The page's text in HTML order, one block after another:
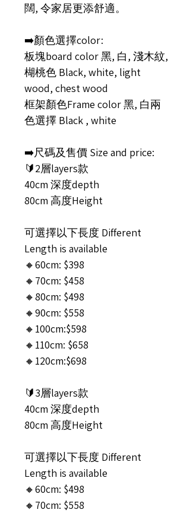
闊, 令家居更添舒適。
➡️顏色選擇color:
板塊board color 黑, 白, 淺木紋,
楜桃色 Black, white, light
wood, chest wood
框架顏色Frame color 黑, 白兩
色選擇 Black , white
➡️尺碼及售價 Size and price:
🔰2層layers款
40cm 深度depth
80cm 高度Height
可選擇以下長度 Different
Length is available
🔸60cm: $398
🔸70cm: $458
🔸80cm: $498
🔸90cm: $558
🔸100cm:$598
🔸110cm: $658
🔸120cm:$698
🔰3層layers款
40cm 深度depth
80cm 高度Height
可選擇以下長度 Different
Length is available
🔸60cm: $498
🔸70cm: $558